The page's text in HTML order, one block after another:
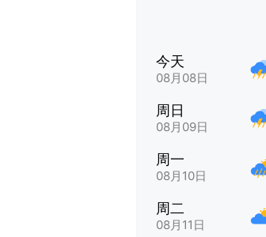
今天
08月08日
周日
08月09日
周一
08月10日
周二
08月11日